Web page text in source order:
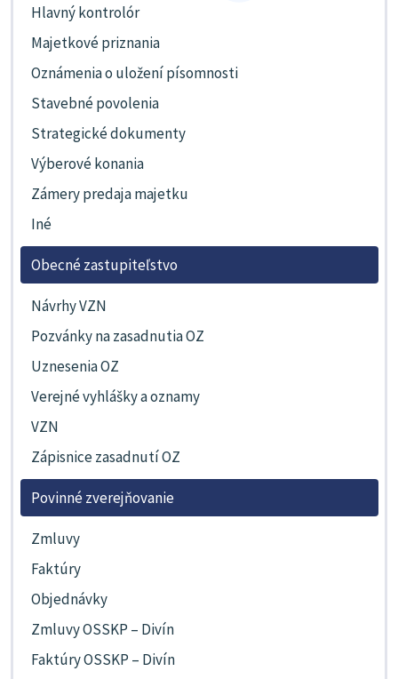
Hlavný kontrolór
Majetkové priznania
Oznámenia o uložení písomnosti
Stavebné povolenia
Strategické dokumenty
Výberové konania
Zámery predaja majetku
Iné
Obecné zastupiteľstvo
Návrhy VZN
Pozvánky na zasadnutia OZ
Uznesenia OZ
Verejné vyhlášky a oznamy
VZN
Zápisnice zasadnutí OZ
Povinné zverejňovanie
Zmluvy
Faktúry
Objednávky
Zmluvy OSSKP – Divín
Faktúry OSSKP – Divín